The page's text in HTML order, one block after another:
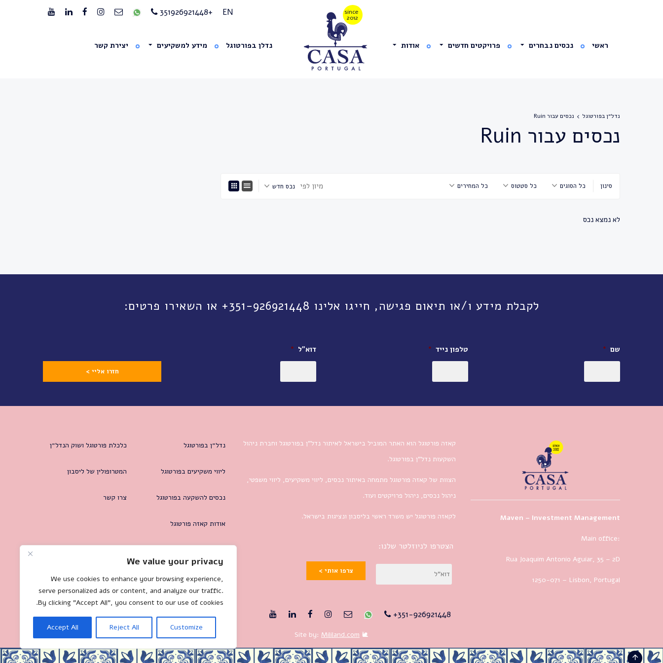
We value your privacy
We use cookies to enhance your browsing experience,
serve personalized ads or content, and analyze our traffic.
By clicking "Accept All", you consent to our use of cookies.
Customize
Reject All
Accept All
EN
+351926921448
ראשי נכסים נבחרים פרויקטים חדשים אודות נדלן בפורטוגל מידע למשקיעים יצירת קשר
נדל״ן בפורטוגל נכסים עבור Ruin
נכסים עבור Ruin
סינון כל הסוגים כל סטטוס כל המחירים מיון לפי נכס חדש
לא נמצא נכס
לקבלת מידע ו/או תיאום פגישה, חייגו אלינו 351-926921448+ או השאירו פרטים:
שם * טלפון נייד * דוא״ל *
חזרו אליי >
Maven – Investment Management
Main office:
Rua Joaquim Antonio Aguiar, 35 – 2D
1250-071 – Lisbon, Portugal
קאזה פורטוגל הוא האתר המוביל בישראל לאיתור נדל”ן בפורטוגל וחברת ניהול
השקעות נדל”ן בפורטוגל.
הצוות של קאזה פורטוגל מתמחה באיתור נכסים, ליווי משקיעים, ליווי משפטי,
ניהול נכסים, ניהול פרויקטים ועוד.
לקאזה פורטוגל יש משרד ראשי בליסבון ונציגות בישראל.
הצטרפו לניוזלטר שלנו:
צרפו אותי >
351-926921448+
נדל״ן בפורטוגל
ליווי משקיעים בפורטוגל
נכסים להשקעה בפורטוגל
אודות קאזה פורטוגל
כלכלת פורטוגל ושוק הנדל״ן
המטרופולין של ליסבון
צרו קשר
🐌 Site by:
Mililand.com